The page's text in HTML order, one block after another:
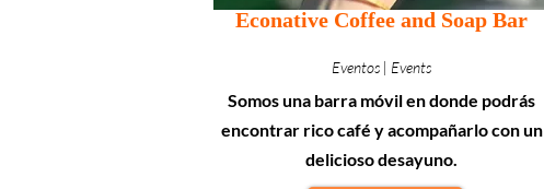
Econative Coffee and Soap Bar
Eventos | Events
Somos una barra móvil en donde podrás
encontrar rico café y acompañarlo con un
delicioso desayuno.